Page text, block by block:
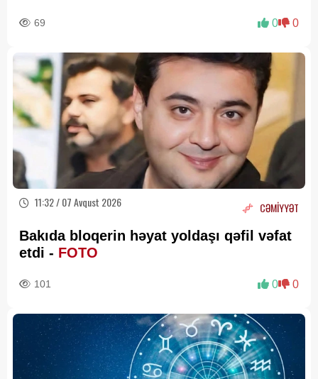
69 0 0
11:32 / 07 Avqust 2026 CƏMİYYƏT
Bakıda bloqerin həyat yoldaşı qəfil vəfat
etdi - FOTO
101 0 0